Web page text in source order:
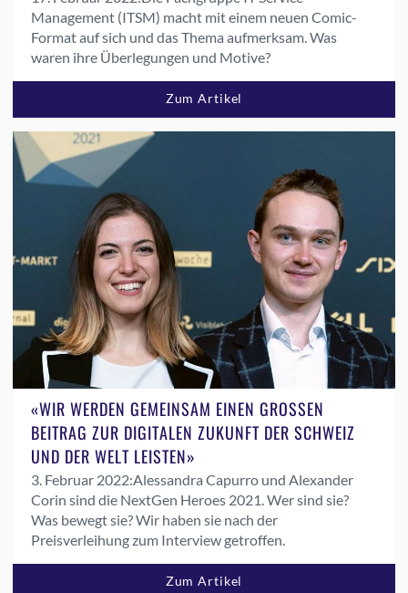
Management (ITSM) macht mit einem neuen Comic-
Format auf sich und das Thema aufmerksam. Was
waren ihre Überlegungen und Motive?
Zum Artikel
«WIR WERDEN GEMEINSAM EINEN GROSSEN
BEITRAG ZUR DIGITALEN ZUKUNFT DER SCHWEIZ
UND DER WELT LEISTEN»
3. Februar 2022:Alessandra Capurro und Alexander
Corin sind die NextGen Heroes 2021. Wer sind sie?
Was bewegt sie? Wir haben sie nach der
Preisverleihung zum Interview getroffen.
Zum Artikel